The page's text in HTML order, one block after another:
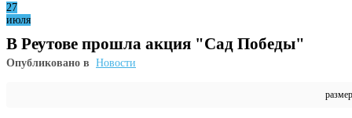
27
июля
В Реутове прошла акция "Сад Победы"
Опубликовано в Новости